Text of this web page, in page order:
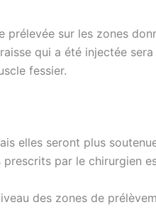
sur les zones
qui a été injectée
fessier.
elles seront plus
par le chirurgien
des zones de